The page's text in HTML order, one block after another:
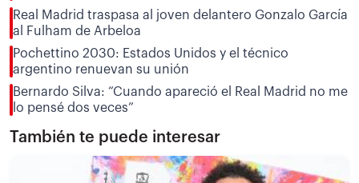
Real Madrid traspasa al joven delantero Gonzalo García
al Fulham de Arbeloa
Pochettino 2030: Estados Unidos y el técnico
argentino renuevan su unión
Bernardo Silva: “Cuando apareció el Real Madrid no me
lo pensé dos veces”
También te puede interesar